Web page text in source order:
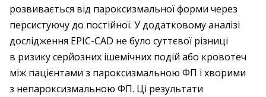
розвивається від пароксизмальної форми через
персистуючу до постійної. У додатковому аналізі
дослідження EPIC-CAD не було суттєвої різниці
в ризику серйозних ішемічних подій або кровотеч
між пацієнтами з пароксизмальною ФП і хворими
з непароксизмальною ФП. Ці результати